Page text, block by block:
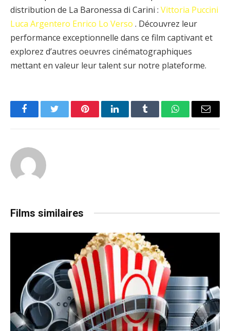
distribution de La Baronessa di Carini : Vittoria Puccini
Luca Argentero Enrico Lo Verso . Découvrez leur
performance exceptionnelle dans ce film captivant et
explorez d’autres oeuvres cinématographiques
mettant en valeur leur talent sur notre plateforme.
FacebookTwitter PinterestLinkedInTumblr WhatsAppEmail
Films similaires